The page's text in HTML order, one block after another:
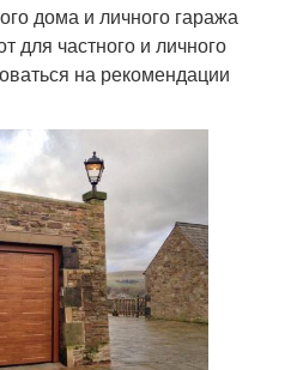
дома и личного гаража
для частного и личного
на рекомендации